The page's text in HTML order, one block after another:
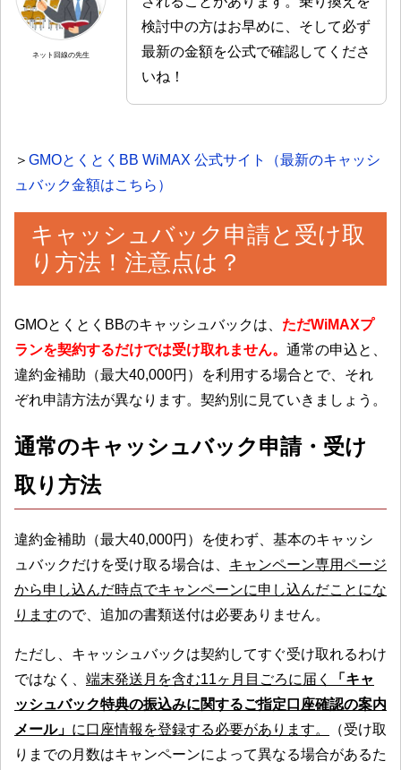
ネット回線の先生
検討中の方はお早めに、そして必ず
最新の金額を公式で確認してくださ
いね！
＞ GMOとくとくBB WiMAX 公式サイト（最新のキャッシ
ュバック金額はこちら）
キャッシュバック申請と受け取
り方法！注意点は？
GMOとくとくBBのキャッシュバックは、 ただWiMAXプ
ランを契約するだけでは受け取れません。 通常の申込と、
違約金補助（最大40,000円）を利用する場合とで、それ
ぞれ申請方法が異なります。契約別に見ていきましょう。
通常のキャッシュバック申請・受け
取り方法
違約金補助（最大40,000円）を使わず、基本のキャッシ
ュバックだけを受け取る場合は、 キャンペーン専用ページ
から申し込んだ時点でキャンペーンに申し込んだことにな
りますので、追加の書類送付は必要ありません。
ただし、キャッシュバックは契約してすぐ受け取れるわけ
ではなく、 端末発送月を含む11ヶ月目ごろに届く
「キャ
ッシュバック特典の振込みに関するご指定口座確認の案内
メール」 に口座情報を登録する必要があります。
（受け取
りまでの月数はキャンペーンによって異なる場合があるた